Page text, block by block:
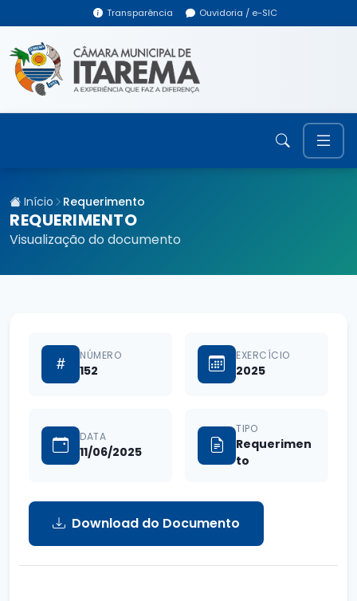
Transparência Ouvidoria / e-SIC
Início Requerimento
REQUERIMENTO
Visualização do documento
NÚMERO
152
EXERCÍCIO
2025
DATA
11/06/2025
TIPO
Requerimen
to
Download do Documento